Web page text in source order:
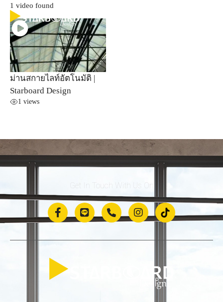
1 video found
ม่านสกายไลท์อัตโนมัติ |
Starboard Design
1 views
Get In Touch With Us On